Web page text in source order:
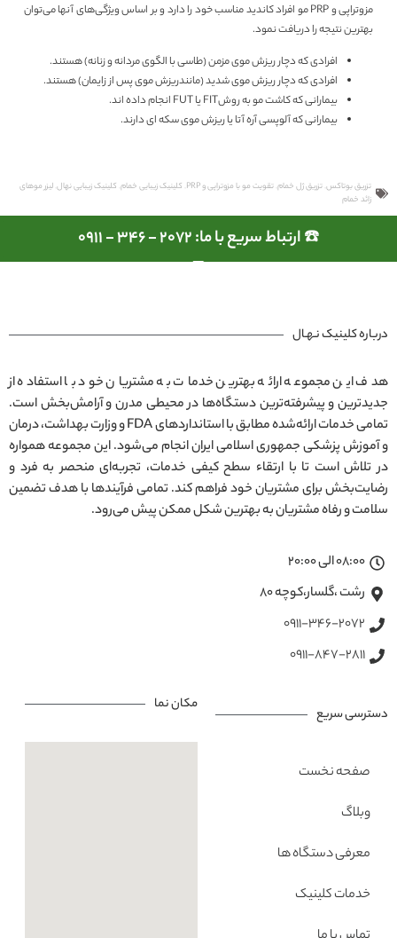
مزوتراپی و PRP مو افراد کاندید مناسب خود را دارد و بر اساس ویژگی‌های آنها می‌توان
بهترین نتیجه را دریافت نمود.
افرادی که دچار ریزش موی مزمن (طاسی با الگوی مردانه و زنانه) هستند.
افرادی که دچار ریزش موی شدید (مانندریزش موی پس از زایمان) هستند.
بیمارانی که کاشت مو به روشFIT یا FUT انجام داده‌ اند.
بیمارانی که آلوپسی آره آتا یا ریزش موی سکه ای دارند.
تزریق بوتاکس تزریق ژل خمام تقویت مو با مزوتراپی و PRP کلینیک زیبایی خمام کلینیک زیبایی نهال لیزر موهای
زائد خمام
☎️ ارتباط سریع با ما: 2072 - 346 - 0911
درباره کلینیک نـهـال
هدف این مجموعه ارائه بهترین خدمات به مشتریان خود با استفاده از
جدیدترین و پیشرفته‌ترین دستگاه‌ها در محیطی مدرن و آرامش‌بخش است.
تمامی خدمات ارائه‌شده مطابق با استانداردهای FDA و وزارت بهداشت، درمان
و آموزش پزشکی جمهوری اسلامی ایران انجام می‌شود. این مجموعه همواره
در تلاش است تا با ارتقاء سطح کیفی خدمات، تجربه‌ای منحصر به فرد و
رضایت‌بخش برای مشتریان خود فراهم کند. تمامی فرآیندها با هدف تضمین
سلامت و رفاه مشتریان به بهترین شکل ممکن پیش می‌رود.
08:00 الی 20:00
رشت ،گلسار،کوچه ۸۰
0911-346-2072
0911-847-2811
دسترسی سریع
صفحه نخست
وبلاگ
معرفی دستگاه ها
خدمات کلینیک
مکان نما